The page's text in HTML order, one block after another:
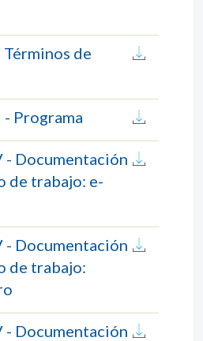
de
Programa
Documentación
de trabajo: e-
Documentación
de trabajo:
Documentación